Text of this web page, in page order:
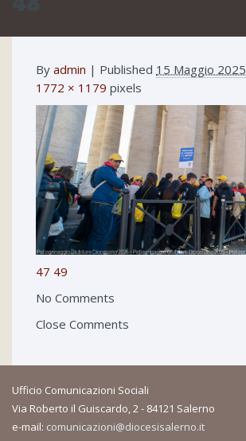
By admin | Published 15 Maggio 2025
1772 × 1179 pixels
47 49
No Comments
Close Comments
Ufficio Comunicazioni Sociali
Via Roberto il Guiscardo, 2 - 84121 Salerno
e-mail: comunicazioni@diocesisalerno.it